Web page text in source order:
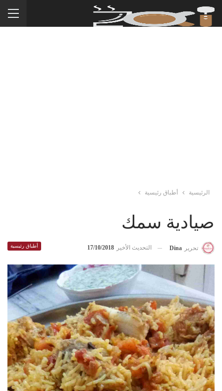
الرئيسية أطباق رئيسية
صيادية سمك
أطباق رئيسية تحرير Dina التحديث الأخير 17/10/2018